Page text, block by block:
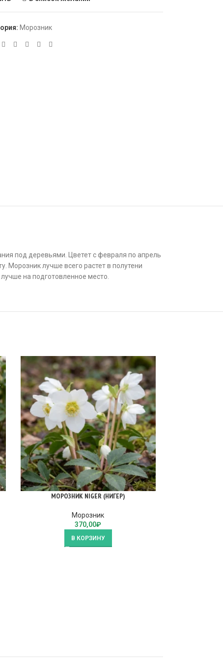
Морозник
под деревьями. Цветет с февраля по апрель
лучше всего растет в полутени
на подготовленное место.
МОРОЗНИК NIGER (НИГЕР)
Морозник
370,00₽
В КОРЗИНУ